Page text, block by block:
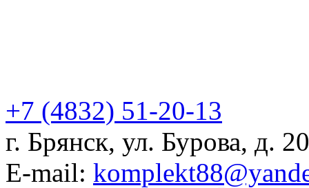
+7 (4832) 51-20-13
г. Брянск, ул. Бурова, д.
E-mail: